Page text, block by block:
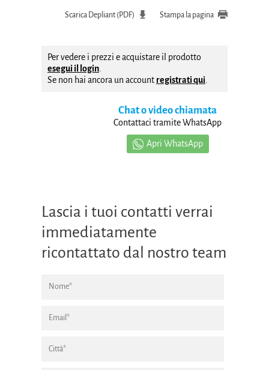
Scarica Depliant (PDF) Stampa la pagina
Per vedere i prezzi e acquistare il prodotto
esegui il login
Se non hai ancora un account registrati qui
Chat o video chiamata
Contattaci tramite WhatsApp
Apri WhatsApp
Lascia i tuoi contatti verrai
immediatamente
ricontattato dal nostro team